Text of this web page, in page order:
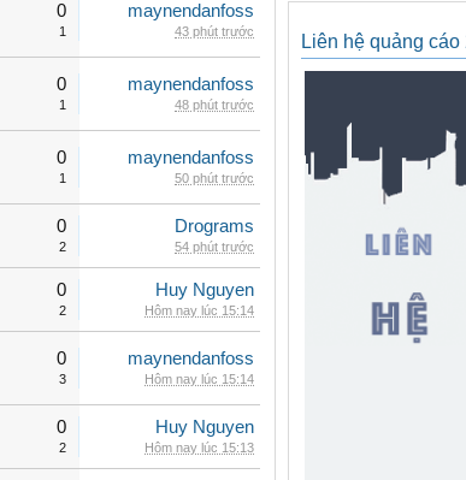
0
1
maynendanfoss
43 phút trước
0
1
maynendanfoss
48 phút trước
0
1
maynendanfoss
50 phút trước
0
2
Drograms
54 phút trước
0
2
Huy Nguyen
Hôm nay lúc 15:14
0
3
maynendanfoss
Hôm nay lúc 15:14
0
2
Huy Nguyen
Hôm nay lúc 15:13
Liên hệ quảng cáo